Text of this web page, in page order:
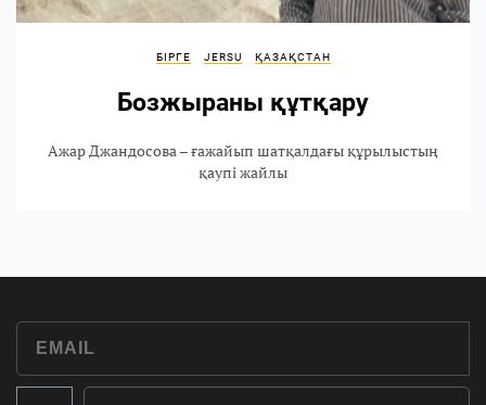
БІРГЕ JERSU ҚАЗАҚСТАН
Бозжыраны құтқару
Ажар Джандосова – ғажайып шатқалдағы құрылыстың
қаупі жайлы